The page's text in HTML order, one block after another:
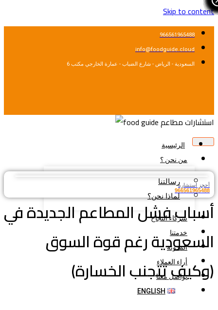
Skip to content
966561965488
info@foodguide.cloud
السعودية - الرياض - شارع الضباب - عمارة الخارجي مكتب 6
الرئيسية
من نحن ؟
رسالتنا
لماذا نحن؟
شركاء النجاح
خدمتنا
المدونة
أراء العملاء
تواصل معنا
ENGLISH
أحجز استشارة
966561965488
أسباب فشل المطاعم الجديدة في
السعودية رغم قوة السوق
(وكيف تتجنب الخسارة)